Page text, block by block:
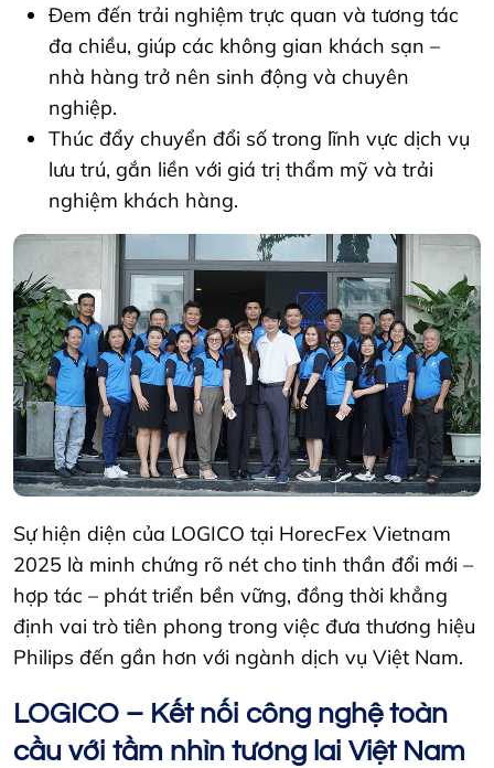
Đem đến trải nghiệm trực quan và tương tác
đa chiều, giúp các không gian khách sạn –
nhà hàng trở nên sinh động và chuyên
nghiệp.
Thúc đẩy chuyển đổi số trong lĩnh vực dịch vụ
lưu trú, gắn liền với giá trị thẩm mỹ và trải
nghiệm khách hàng.
Sự hiện diện của LOGICO tại HorecFex Vietnam
2025 là minh chứng rõ nét cho tinh thần đổi mới –
hợp tác – phát triển bền vững, đồng thời khẳng
định vai trò tiên phong trong việc đưa thương hiệu
Philips đến gần hơn với ngành dịch vụ Việt Nam.
LOGICO – Kết nối công nghệ toàn
cầu với tầm nhìn tương lai Việt Nam